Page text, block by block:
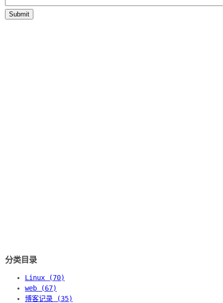
分类目录
Linux (70)
web (67)
博客记录 (35)